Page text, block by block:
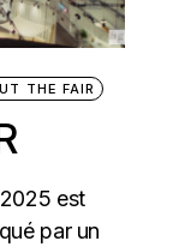
THE FAIR
est
par un